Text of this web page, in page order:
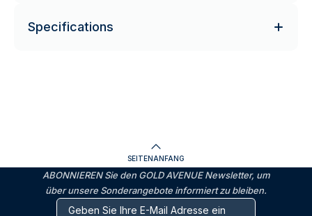
Specifications
SEITENANFANG
ABONNIEREN Sie den GOLD AVENUE Newsletter, um
über unsere Sonderangebote informiert zu bleiben.